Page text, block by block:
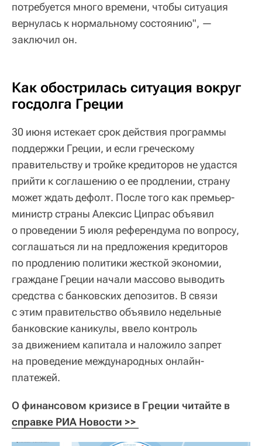
потребуется много времени, чтобы ситуация
вернулась к нормальному состоянию", —
заключил он.
Как обострилась ситуация вокруг
госдолга Греции
30 июня истекает срок действия программы
поддержки Греции, и если греческому
правительству и тройке кредиторов не удастся
прийти к соглашению о ее продлении, страну
может ждать дефолт. После того как премьер-
министр страны Алексис Ципрас объявил
о проведении 5 июля референдума по вопросу,
соглашаться ли на предложения кредиторов
по продлению политики жесткой экономии,
граждане Греции начали массово выводить
средства с банковских депозитов. В связи
с этим правительство объявило недельные
банковские каникулы, ввело контроль
за движением капитала и наложило запрет
на проведение международных онлайн-
платежей.
О финансовом кризисе в Греции читайте в
справке РИА Новости >>